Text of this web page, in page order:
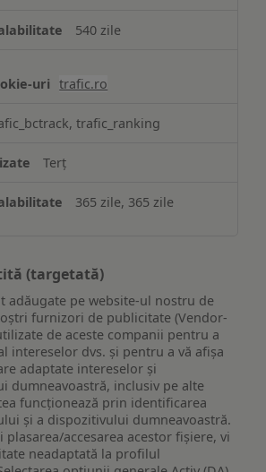
540 zile
trafic.ro
trafic_ranking
Terț
365 zile, 365 zile
(targetată)
adăugate pe website-ul nostru de
furnizori de publicitate (Vendor-
de aceste companii pentru a
intereselor dvs. și pentru a vă afișa
adaptate intereselor și
dumneavoastră, inclusiv pe alte
funcționează prin identificarea
și a dispozitivului dumneavoastră.
plasarea/accesarea acestor fișiere, vi
neadaptată la profilul